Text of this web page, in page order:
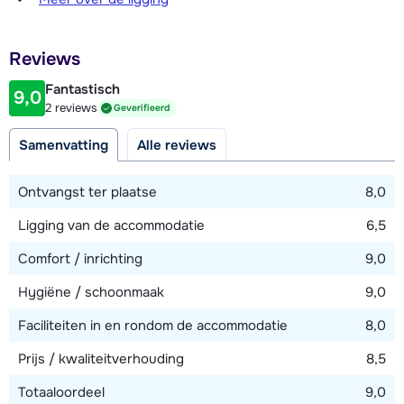
met een 2-persoonsbed en en-suite badkamer met bad en
suite badkamer met douche.
Op de begane grond is de skiberging met skischoendrogers,
wasmachine en droger en de privé-parkeergarage geschikt
voor één auto.
200 meter
200 meter
Afstand tot piste
300 meter
Reviews
9,0 Fantastisch
2 reviews Geverifieerd
Samenvatting Alle reviews
Ontvangst ter plaatse
8,0
Ligging van de accommodatie
6,5
Comfort / inrichting
9,0
Hygiëne / schoonmaak
9,0
Faciliteiten in en rondom de accommodatie
8,0
Prijs / kwaliteitverhouding
8,5
Totaaloordeel
9,0